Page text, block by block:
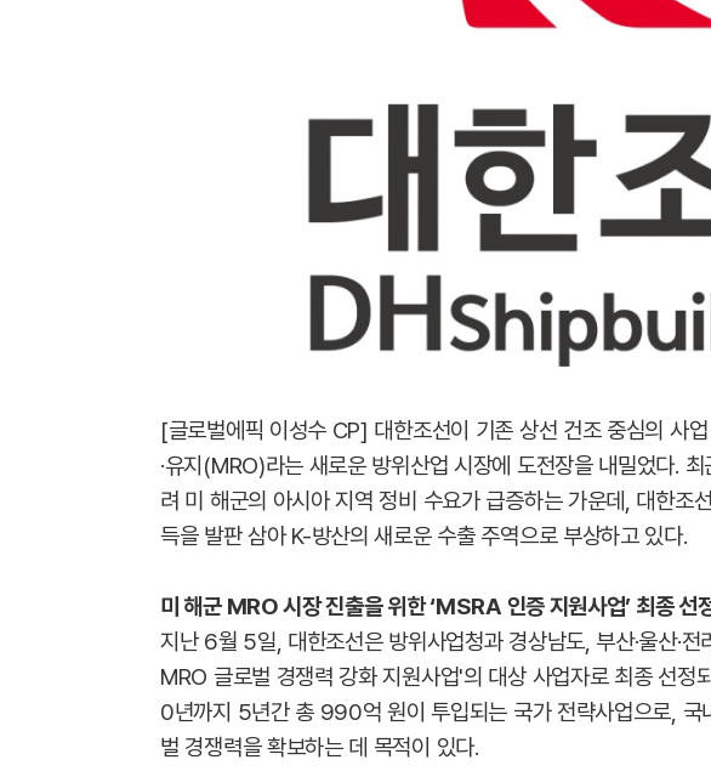
[글로벌에픽 이성수 CP] 대한조선이 기존 상선 건조 중심의 사
·유지(MRO)라는 새로운 방위산업 시장에 도전장을 내밀었다.
려 미 해군의 아시아 지역 정비 수요가 급증하는 가운데, 대한조
득을 발판 삼아 K-방산의 새로운 수출 주역으로 부상하고 있다.
미 해군 MRO 시장 진출을 위한 ‘MSRA 인증 지원사업’ 최종 선
지난 6월 5일, 대한조선은 방위사업청과 경상남도, 부산·울산·
MRO 글로벌 경쟁력 강화 지원사업'의 대상 사업자로 최종 선
0년까지 5년간 총 990억 원이 투입되는 국가 전략사업으로, 국
벌 경쟁력을 확보하는 데 목적이 있다.